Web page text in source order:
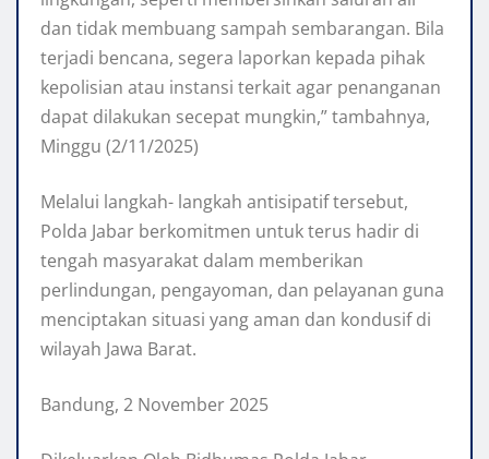
dan tidak membuang sampah sembarangan. Bila
terjadi bencana, segera laporkan kepada pihak
kepolisian atau instansi terkait agar penanganan
dapat dilakukan secepat mungkin,” tambahnya,
Minggu (2/11/2025)
Melalui langkah- langkah antisipatif tersebut,
Polda Jabar berkomitmen untuk terus hadir di
tengah masyarakat dalam memberikan
perlindungan, pengayoman, dan pelayanan guna
menciptakan situasi yang aman dan kondusif di
wilayah Jawa Barat.
Bandung, 2 November 2025